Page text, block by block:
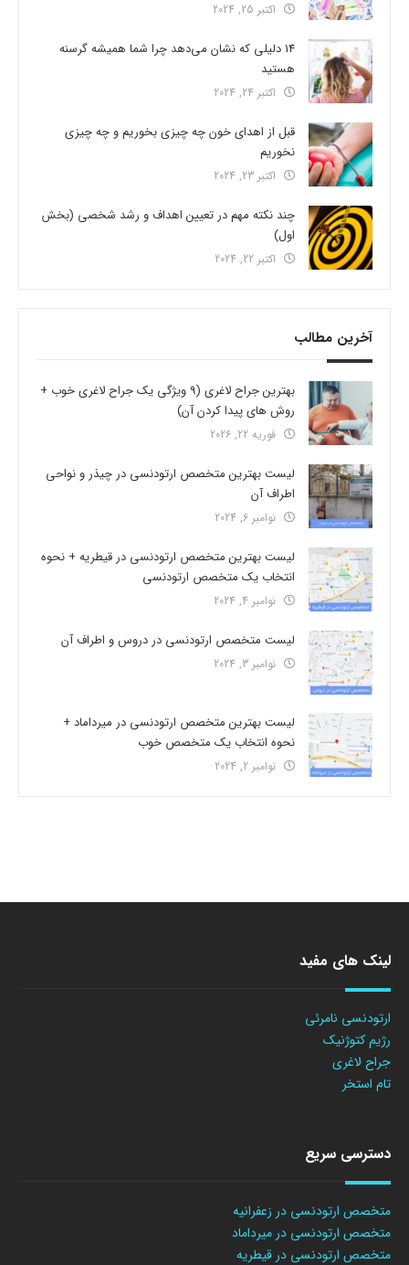
اکتبر 25, 2024
14 دلیلی که نشان می‌دهد چرا شما همیشه گرسنه
هستید
اکتبر 24, 2024
قبل از اهدای خون چه چیزی بخوریم و چه چیزی
نخوریم
اکتبر 23, 2024
چند نکته مهم در تعیین اهداف و رشد شخصی (بخش
اول)
اکتبر 22, 2024
آخرین مطالب
بهترین جراح لاغری (9 ویژگی یک جراح لاغری خوب +
روش های پیدا کردن آن)
فوریه 22, 2026
لیست بهترین متخصص ارتودنسی در چیذر و نواحی
اطراف آن
نوامبر 6, 2024
لیست بهترین متخصص ارتودنسی در قیطریه + نحوه
انتخاب یک متخصص ارتودنسی
نوامبر 4, 2024
لیست متخصص ارتودنسی در دروس و اطراف آن
نوامبر 3, 2024
لیست بهترین متخصص ارتودنسی در میرداماد +
نحوه انتخاب یک متخصص خوب
نوامبر 2, 2024
لینک های مفید
ارتودنسی نامرئی
رژیم کتوژنیک
جراح لاغری
تام استخر
دسترسی سریع
متخصص ارتودنسی در زعفرانیه
متخصص ارتودنسی در میرداماد
متخصص ارتودنسی در قیطریه